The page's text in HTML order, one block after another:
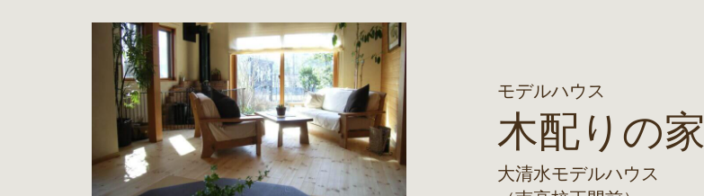
モデルハウス
木配りの家
大清水モデルハウス